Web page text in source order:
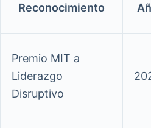
Reconocimiento
Premio MIT a
Liderazgo
Disruptivo